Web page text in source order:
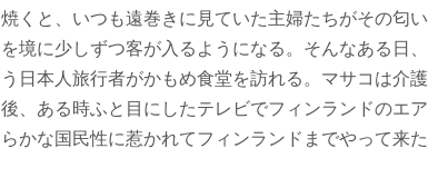
焼くと、いつも遠巻きに見ていた主婦たちがその匂
を境に少しずつ客が入るようになる。そんなある日
う日本人旅行者がかもめ食堂を訪れる。マサコは介
後、ある時ふと目にしたテレビでフィンランドのエ
らかな国民性に惹かれてフィンランドまでやって来た